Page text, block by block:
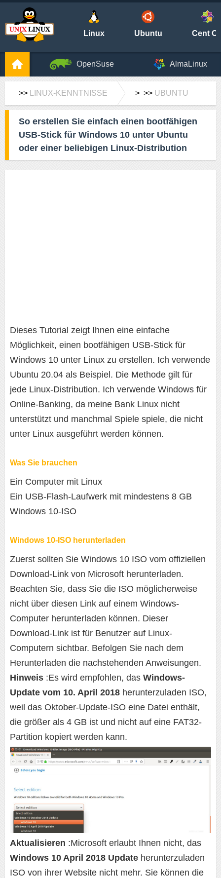
Linux Ubuntu Cent
OpenSuse AlmaLinux
>> LINUX-KENNTNISSE > >> UBUNTU
So erstellen Sie einfach einen bootfähigen
USB-Stick für Windows 10 unter Ubuntu
oder einer beliebigen Linux-Distribution
Dieses Tutorial zeigt Ihnen eine einfache
Möglichkeit, einen bootfähigen USB-Stick für
Windows 10 unter Linux zu erstellen. Ich verwende
Ubuntu 20.04 als Beispiel. Die Methode gilt für
jede Linux-Distribution. Ich verwende Windows für
Online-Banking, da meine Bank Linux nicht
unterstützt und manchmal Spiele spiele, die nicht
unter Linux ausgeführt werden können.
Was Sie brauchen
Ein Computer mit Linux
Ein USB-Flash-Laufwerk mit mindestens 8 GB
Windows 10-ISO
Windows 10-ISO herunterladen
Zuerst sollten Sie Windows 10 ISO vom offiziellen
Download-Link von Microsoft herunterladen.
Beachten Sie, dass Sie die ISO möglicherweise
nicht über diesen Link auf einem Windows-
Computer herunterladen können. Dieser
Download-Link ist für Benutzer auf Linux-
Computern sichtbar. Befolgen Sie nach dem
Herunterladen die nachstehenden Anweisungen.
Hinweis :Es wird empfohlen, das Windows-
Update vom 10. April 2018 herunterzuladen ISO,
weil das Oktober-Update-ISO eine Datei enthält,
die größer als 4 GB ist und nicht auf eine FAT32-
Partition kopiert werden kann.
Aktualisieren :Microsoft erlaubt Ihnen nicht, das
Windows 10 April 2018 Update herunterzuladen
ISO von ihrer Website nicht mehr. Sie können die